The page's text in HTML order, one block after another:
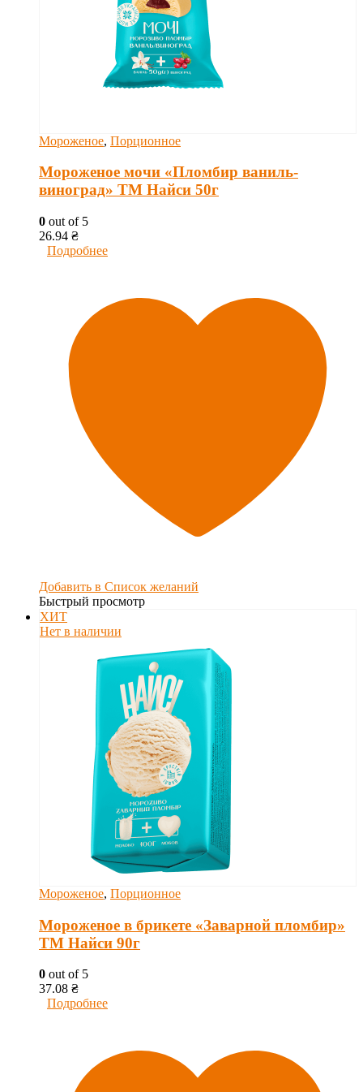
Мороженое, Порционное
Мороженое мочи «Пломбир ваниль-
виноград» ТМ Найси 50г
0 out of 5
26.94 ₴
Подробнее
Добавить в Список желаний
Быстрый просмотр
ХИТ
Нет в наличии
Мороженое, Порционное
Мороженое в брикете «Заварной пломбир»
ТМ Найси 90г
0 out of 5
37.08 ₴
Подробнее